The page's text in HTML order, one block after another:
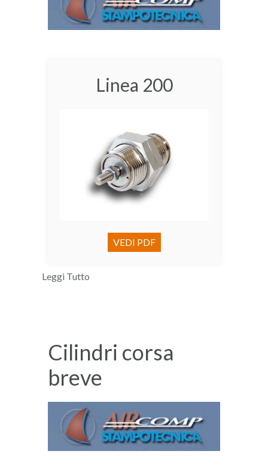
Linea 200
VEDI PDF
Leggi Tutto
Cilindri corsa
breve